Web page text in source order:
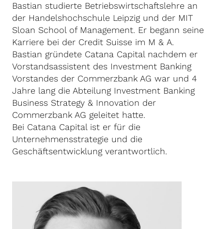
Bastian studierte Betriebswirtschaftslehre an
der Handelshochschule Leipzig und der MIT
Sloan School of Management. Er begann seine
Karriere bei der Credit Suisse im M & A.
Bastian gründete Catana Capital nachdem er
Vorstandsassistent des Investment Banking
Vorstandes der Commerzbank AG war und 4
Jahre lang die Abteilung Investment Banking
Business Strategy & Innovation der
Commerzbank AG geleitet hatte.
Bei Catana Capital ist er für die
Unternehmensstrategie und die
Geschäftsentwicklung verantwortlich.